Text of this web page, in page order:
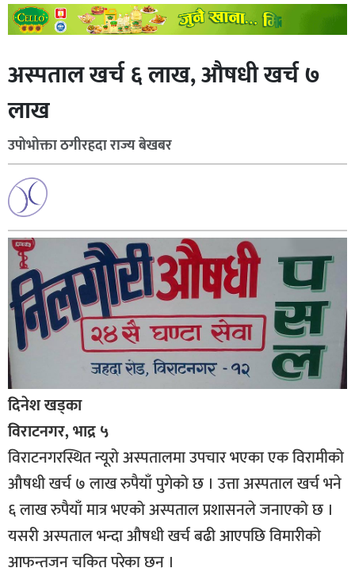
अस्पताल खर्च ६ लाख, औषधी खर्च ७
लाख
उपोभोक्ता ठगीरहदा राज्य बेखबर
दिनेश खड्का
विराटनगर, भाद्र ५
विराटनगरस्थित न्यूरो अस्पतालमा उपचार भएका एक विरामीको
औषधी खर्च ७ लाख रुपैयाँ पुगेको छ । उत्ता अस्पताल खर्च भने
६ लाख रुपैयाँ मात्र भएको अस्पताल प्रशासनले जनाएको छ ।
यसरी अस्पताल भन्दा औषधी खर्च बढी आएपछि विमारीको
आफन्तजन चकित परेका छन् ।